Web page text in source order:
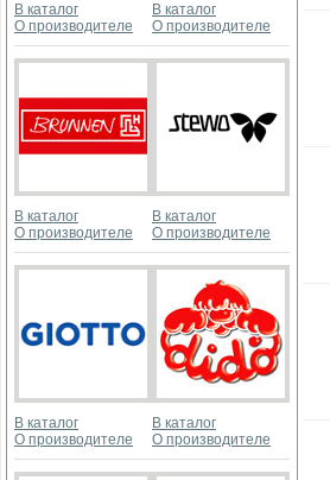
В каталог
О производителе
В каталог
О производителе
В каталог
О производителе
В каталог
О производителе
В каталог
О производителе
В каталог
О производителе